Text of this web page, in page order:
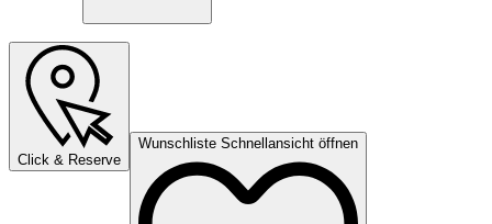
Click & Reserve
Wunschliste Schnellansicht öffnen